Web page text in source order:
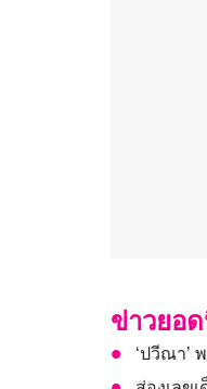
ข่าวยอ
‘ปวีณา’